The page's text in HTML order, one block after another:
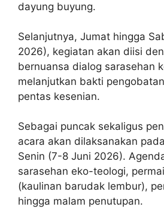
dayung buyung.
Selanjutnya, Jumat hingga
2026), kegiatan akan diisi
bernuansa dialog sarasehan
melanjutkan bakti
pentas kesenian.
Sebagai puncak sekaligus
acara akan dilaksanakan
Senin (7-8 Juni 2026).
sarasehan eko-teologi,
(kaulinan barudak lembur),
hingga malam penutupan.